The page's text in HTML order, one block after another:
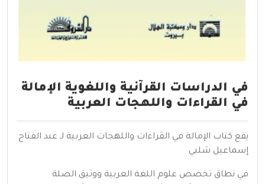
في الدراسات القرآنية واللغوية الإمالة
في القراءات واللهجات العربية
يقع كتاب الإمالة في القراءات واللهجات العربية لـ عبد الفتاح
إسماعيل شلبي
في نطاق تخصص علوم اللغة العربية ووثيق الصلة